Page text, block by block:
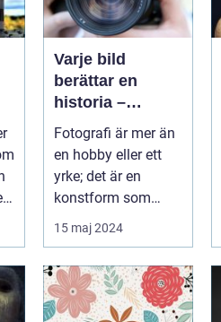
Varje bild
berättar en
historia –
konsten att vara
fotograf
Fotografi är mer än
en hobby eller ett
yrke; det är en
konstform som
möjliggör för oss att
frysa ögo...
15 maj 2024